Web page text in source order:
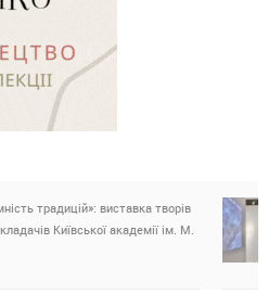
традицій»: виставка творів
Київської академії ім. М.